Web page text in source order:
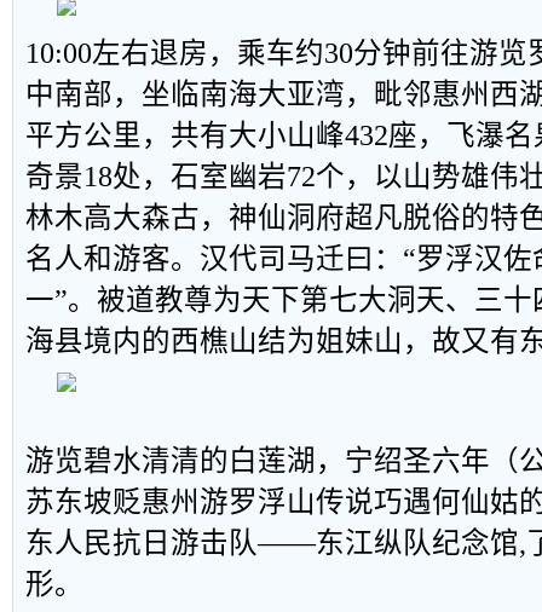
10:00左右退房，乘车约30分钟前往游
中南部，坐临南海大亚湾，毗邻惠州西
平方公里，共有大小山峰432座，飞瀑
奇景18处，石室幽岩72个，以山势雄伟
林木高大森古，神仙洞府超凡脱俗的特
名人和游客。汉代司马迁曰：“罗浮汉
一”。被道教尊为天下第七大洞天、三
海县境内的西樵山结为姐妹山，故又有
游览碧水清清的白莲湖，宁绍圣六年（
苏东坡贬惠州游罗浮山传说巧遇何仙姑
东人民抗日游击队——东江纵队纪念馆,
形。